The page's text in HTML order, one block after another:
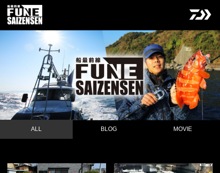
ALL BLOG MOVIE
2026 剣崎沖解禁カワハギ仕立て・B
NEW BLOG
2026 剣崎沖解禁カワハギ仕立て・A
BLOG